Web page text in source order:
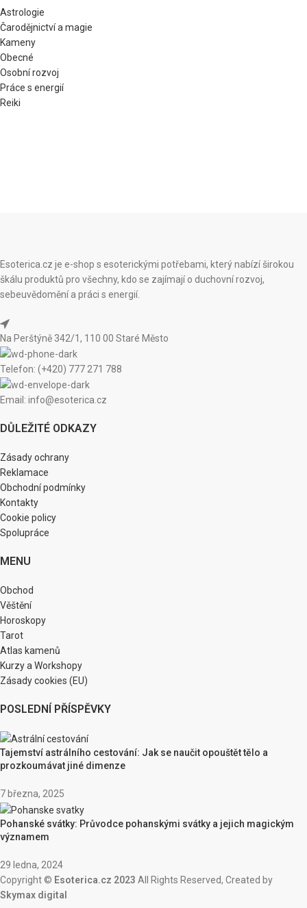
Astrologie
Čarodějnictví a magie
Kameny
Obecné
Osobní rozvoj
Práce s energií
Reiki
Esoterica.cz je e-shop s esoterickými potřebami, který nabízí širokou
škálu produktů pro všechny, kdo se zajímají o duchovní rozvoj,
sebeuvědomění a práci s energií.
Na Perštýně 342/1, 110 00 Staré Město
Telefon: (+420) 777 271 788
Email: info@esoterica.cz
DŮLEŽITÉ ODKAZY
Zásady ochrany
Reklamace
Obchodní podmínky
Kontakty
Cookie policy
Spolupráce
MENU
Obchod
Věštění
Horoskopy
Tarot
Atlas kamenů
Kurzy a Workshopy
Zásady cookies (EU)
POSLEDNÍ PŘÍSPĚVKY
Tajemství astrálního cestování: Jak se naučit opouštět tělo a
prozkoumávat jiné dimenze
7 března, 2025
Pohanské svátky: Průvodce pohanskými svátky a jejich magickým
významem
29 ledna, 2024
Copyright © Esoterica.cz 2023 All Rights Reserved, Created by
Skymax digital